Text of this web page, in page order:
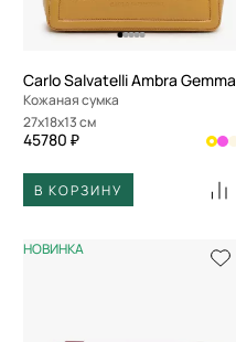
Carlo Salvatelli Ambra Gemma
Кожаная сумка
27x18x13 см
45780 ₽
В КОРЗИНУ
НОВИНКА